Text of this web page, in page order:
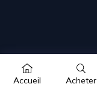
Accueil Acheter